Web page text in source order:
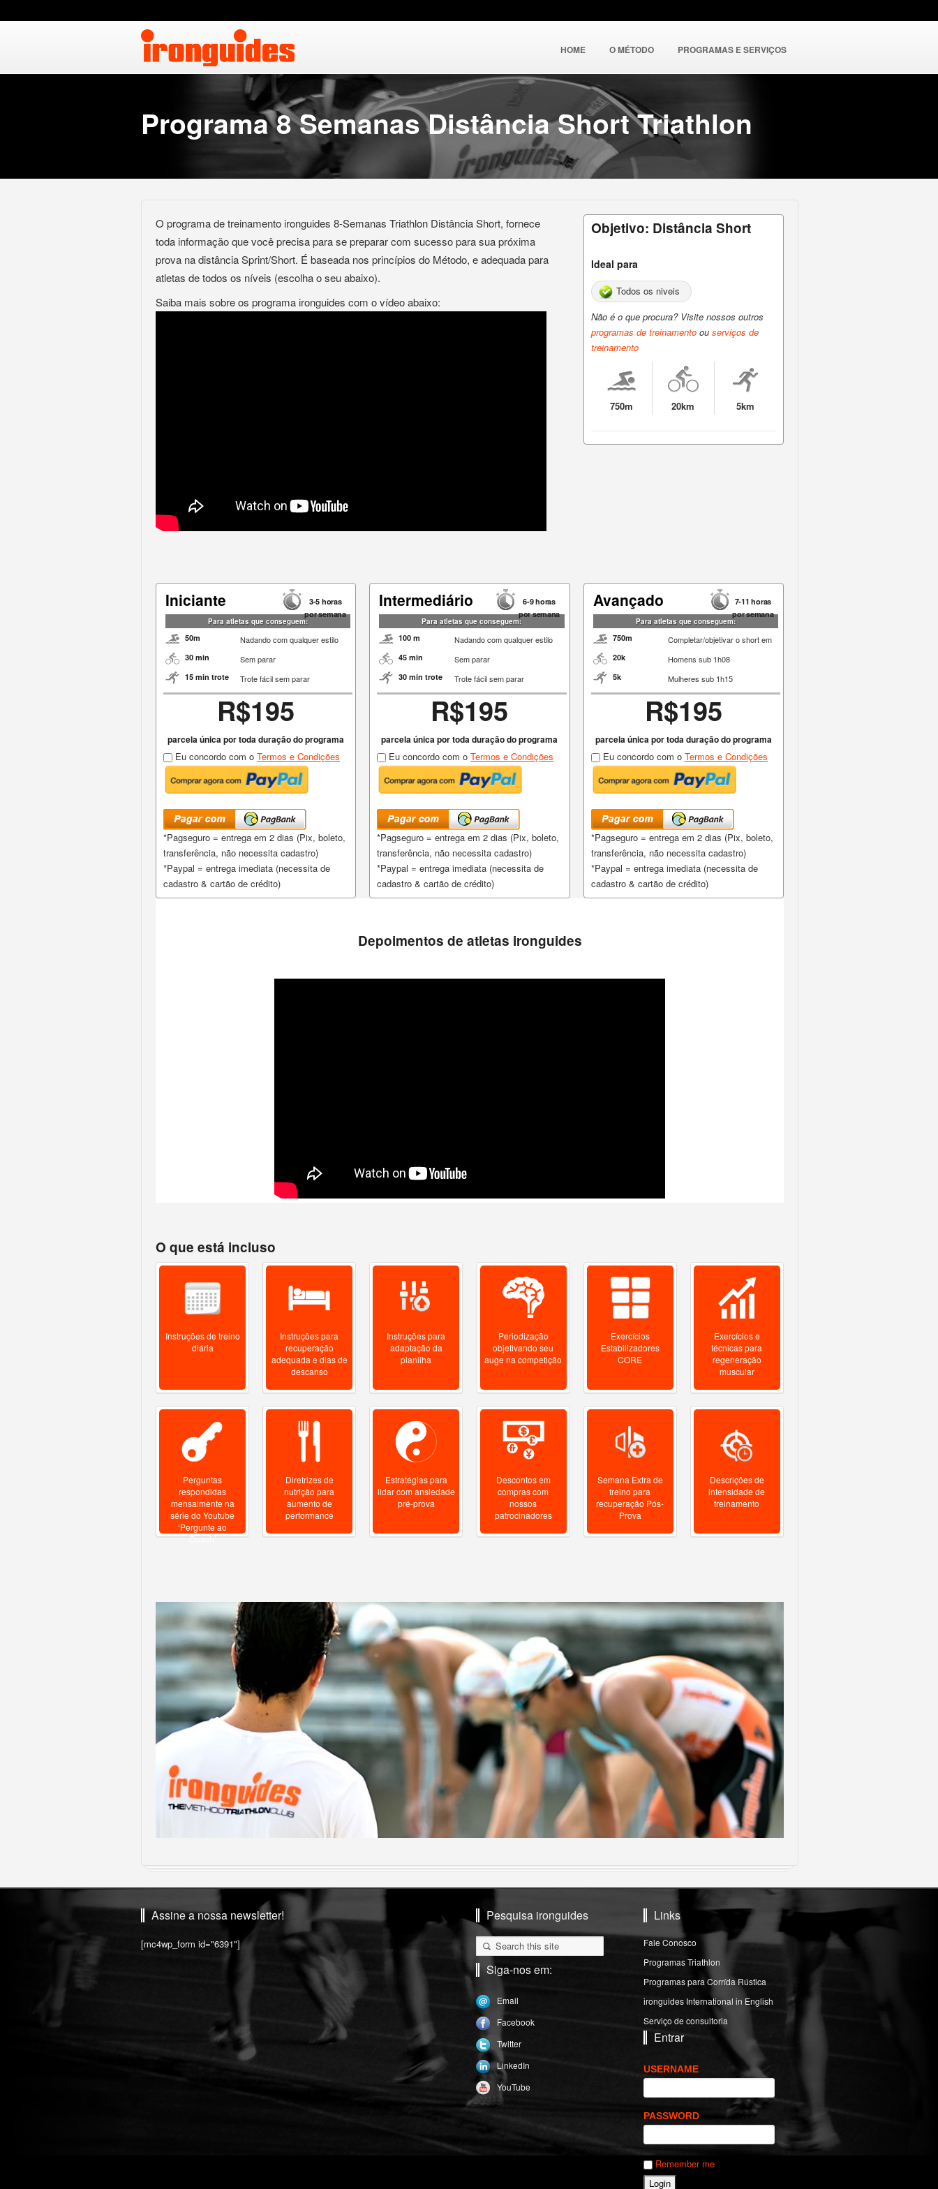
HOME O MÉTODO PROGRAMAS E SERVIÇOS
Programa 8 Semanas Distância Short Triathlon
O programa de treinamento ironguides 8-Semanas Triathlon Distância Short, fornece
toda informação que você precisa para se preparar com sucesso para sua próxima
prova na distância Sprint/Short. É baseada nos princípios do Método, e adequada para
atletas de todos os níveis (escolha o seu abaixo).
Saiba mais sobre os programa ironguides com o vídeo abaixo:
Objetivo: Distância Short
Ideal para
Todos os niveis
Não é o que procura? Visite nossos outros
programas de treinamento ou serviços de
treinamento
750m 20km 5km
3-5 horas
por semana
Iniciante
Para atletas que conseguem:
50m Nadando com qualquer estilo
30 min Sem parar
15 min trote Trote fácil sem parar
R$195
parcela única por toda duração do programa
Eu concordo com o Termos e Condições
*Pagseguro = entrega em 2 dias (Pix, boleto,
transferência, não necessita cadastro)
*Paypal = entrega imediata (necessita de
cadastro & cartão de crédito)
6-9 horas
por semana
Intermediário
Para atletas que conseguem:
100 m Nadando com qualquer estilo
45 min Sem parar
30 min trote Trote fácil sem parar
R$195
parcela única por toda duração do programa
Eu concordo com oTermos e Condições
*Pagseguro = entrega em 2 dias (Pix, boleto,
transferência, não necessita cadastro)
*Paypal = entrega imediata (necessita de
cadastro & cartão de crédito)
7-11 horas
por semana
Avançado
Para atletas que conseguem:
750m Completar/objetivar o short em
20k Homens sub 1h08
5k Mulheres sub 1h15
R$195
parcela única por toda duração do programa
Eu concordo com o Termos e Condições
*Pagseguro = entrega em 2 dias (Pix, boleto,
transferência, não necessita cadastro)
*Paypal = entrega imediata (necessita de
cadastro & cartão de crédito)
Depoimentos de atletas ironguides
O que está incluso
Instruções de treino
diária
Instruções para
recuperação
adequada e dias de
descanso
Instruções para
adaptação da
planilha
Periodização
objetivando seu
auge na competição
Exercícios
Estabilizadores
CORE
Exercícios e
técnicas para
regeneração
muscular
Perguntas
respondidas
mensalmente na
série do Youtube
‘Pergunte ao
Coach’
Diretrizes de
nutrição para
aumento de
performance
Estratégias para
lidar com ansiedade
pré-prova
Descontos em
compras com
nossos
patrocinadores
Semana Extra de
treino para
recuperação Pós-
Prova
Descrições de
intensidade de
treinamento
Assine a nossa newsletter!
[mc4wp_form id="6391"]
Pesquisa ironguides
Siga-nos em:
Email
Facebook
Twitter
LinkedIn
YouTube
Links
Fale Conosco
Programas Triathlon
Programas para Corrída Rústica
ironguides International in English
Serviço de consultoria
Entrar
USERNAME
PASSWORD
Remember me